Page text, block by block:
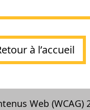
à l’accueil
Web (WCAG)